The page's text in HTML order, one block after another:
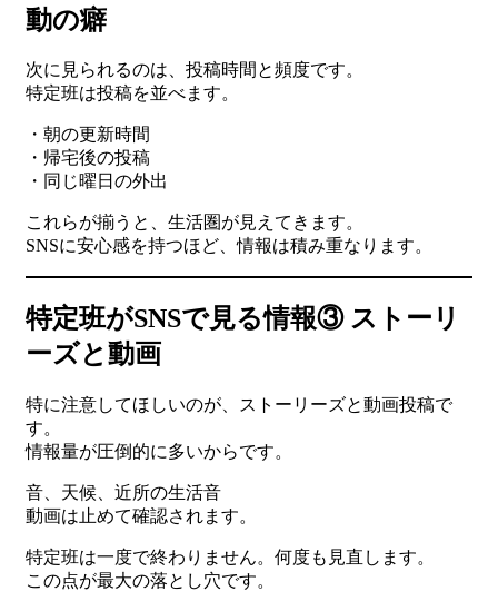
動の癖
次に見られるのは、投稿時間と頻度です。
特定班は投稿を並べます。
・朝の更新時間
・帰宅後の投稿
・同じ曜日の外出
これらが揃うと、生活圏が見えてきます。
SNSに安心感を持つほど、情報は積み重なります。
特定班がSNSで見る情報③ ストーリ
ーズと動画
特に注意してほしいのが、ストーリーズと動画投稿で
す。
情報量が圧倒的に多いからです。
音、天候、近所の生活音
動画は止めて確認されます。
特定班は一度で終わりません。何度も見直します。
この点が最大の落とし穴です。